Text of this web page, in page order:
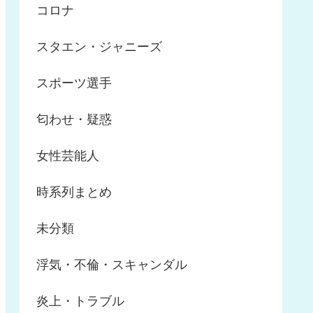
コロナ
スタエン・ジャニーズ
スポーツ選手
匂わせ・疑惑
女性芸能人
時系列まとめ
未分類
浮気・不倫・スキャンダル
炎上・トラブル